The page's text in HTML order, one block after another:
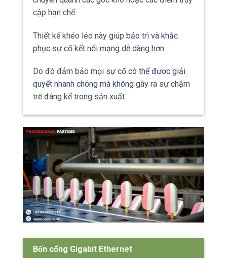
cập hạn chế.
Thiết kế khéo léo này giúp bảo trì và khắc
phục sự cố kết nối mạng dễ dàng hơn.
Do đó đảm bảo mọi sự cố có thể được giải
quyết nhanh chóng mà không gây ra sự chậm
trễ đáng kể trong sản xuất.
Bốn cổng Gigabit Ethernet